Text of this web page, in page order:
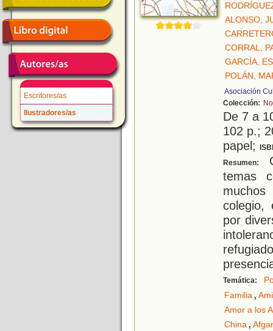
Escritores/as
Ilustradores/as
ALONSO,
CORRAL,
GARCÍA,
POLÁN,
Asociación
Colección:
De 7 a
102 p.;
papel;
Resumen:
temas
colegio,
por
Temática:
Familia,
Amor a los
China,